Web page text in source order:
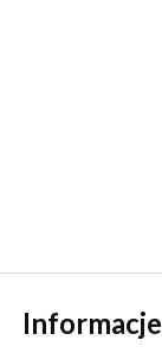
Informacje